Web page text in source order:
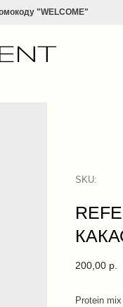
"WELCOME"
SKU:
200,00 р.
Protein